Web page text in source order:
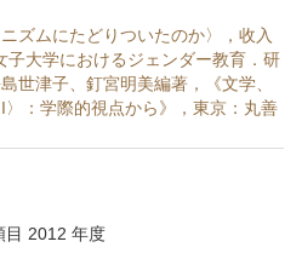
ズムにたどりついたのか〉，收入
子大学におけるジェンダー教育．研
世津子、釘宮明美編著，《文学、
：学際的視点から》，東京：丸善
目 2012 年度